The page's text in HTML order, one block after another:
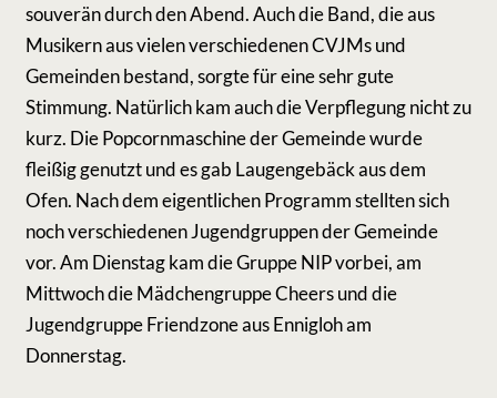
souverän durch den Abend. Auch die Band, die aus
Musikern aus vielen verschiedenen CVJMs und
Gemeinden bestand, sorgte für eine sehr gute
Stimmung. Natürlich kam auch die Verpflegung nicht zu
kurz. Die Popcornmaschine der Gemeinde wurde
fleißig genutzt und es gab Laugengebäck aus dem
Ofen. Nach dem eigentlichen Programm stellten sich
noch verschiedenen Jugendgruppen der Gemeinde
vor. Am Dienstag kam die Gruppe NIP vorbei, am
Mittwoch die Mädchengruppe Cheers und die
Jugendgruppe Friendzone aus Ennigloh am
Donnerstag.